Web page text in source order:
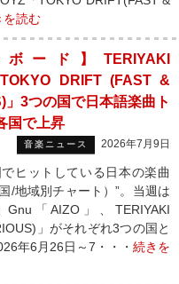
を読む
ード】TERIYAKI
DRIFT (FAST &
」3つの国で日本語楽曲ト
国で上昇
音楽ニュース 2026年7月9日
ヒットしている日本の楽曲
/地域別チャート）”。当週は
Gnu「AIZO」、TERIYAKI
」がそれぞれ3つの国と
年6月26日～7・・・ 続きを